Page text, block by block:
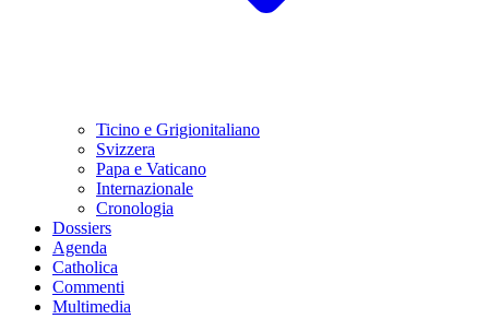
Ticino e Grigionitaliano
Svizzera
Papa e Vaticano
Internazionale
Cronologia
Dossiers
Agenda
Catholica
Commenti
Multimedia